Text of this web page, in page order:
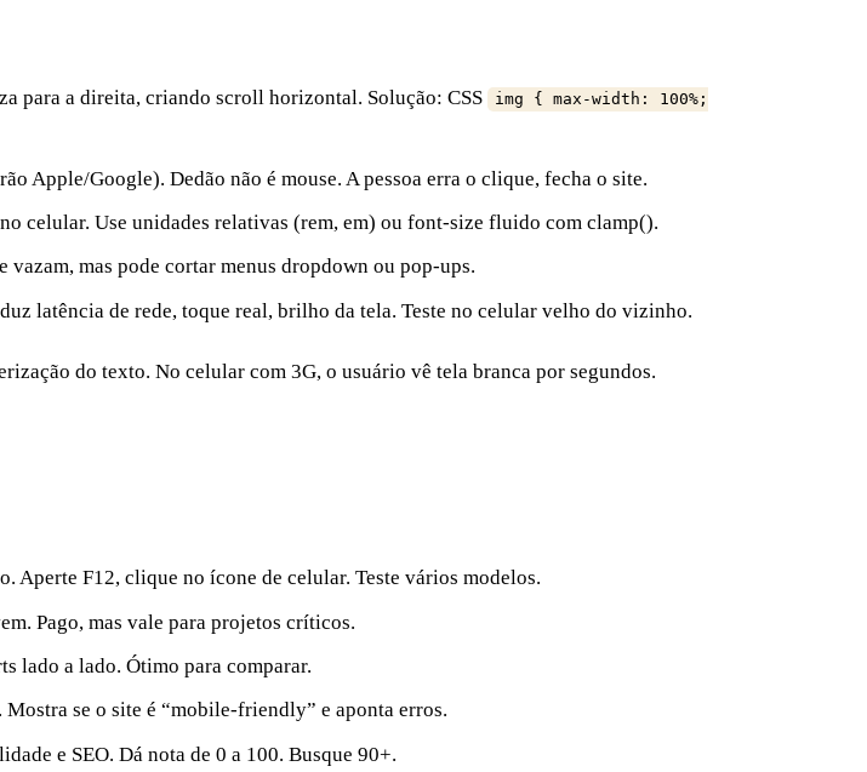
para a direita, criando scroll horizontal. Solução: CSS
img { max-width: 100%;
Apple/Google). Dedão não é mouse. A pessoa erra o clique, fecha o site.
celular. Use unidades relativas (rem, em) ou font-size fluido com clamp().
vazam, mas pode cortar menus dropdown ou pop-ups.
latência de rede, toque real, brilho da tela. Teste no celular velho do vizinho.
do texto. No celular com 3G, o usuário vê tela branca por segundos.
Aperte F12, clique no ícone de celular. Teste vários modelos.
Pago, mas vale para projetos críticos.
lado a lado. Ótimo para comparar.
se o site é “mobile-friendly” e aponta erros.
e SEO. Dá nota de 0 a 100. Busque 90+.